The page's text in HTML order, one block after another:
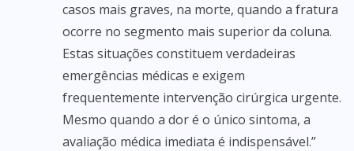
casos mais graves, na morte, quando a fratura
ocorre no segmento mais superior da coluna.
Estas situações constituem verdadeiras
emergências médicas e exigem
frequentemente intervenção cirúrgica urgente.
Mesmo quando a dor é o único sintoma, a
avaliação médica imediata é indispensável.”